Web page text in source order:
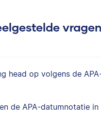
head op volgens de
de APA-datumnotatie